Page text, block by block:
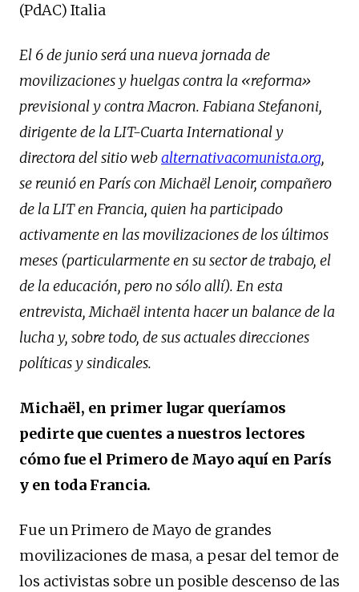
(PdAC) Italia
El 6 de junio será una nueva jornada de
movilizaciones y huelgas contra la «reforma»
previsional y contra Macron. Fabiana Stefanoni,
dirigente de la LIT-Cuarta International y
directora del sitio webalternativacomunista.org,
se reunió en París con Michaël Lenoir, compañero
de la LIT en Francia, quien ha participado
activamente en las movilizaciones de los últimos
meses (particularmente en su sector de trabajo, el
de la educación, pero no sólo allí). En esta
entrevista, Michaël intenta hacer un balance de la
lucha y, sobre todo, de sus actuales direcciones
políticas y sindicales.
Michaël, en primer lugar queríamos
pedirte que cuentes a nuestros lectores
cómo fue el Primero de Mayo aquí en París
y en toda Francia.
Fue un Primero de Mayo de grandes
movilizaciones de masa, a pesar del temor de
los activistas sobre un posible descenso de las